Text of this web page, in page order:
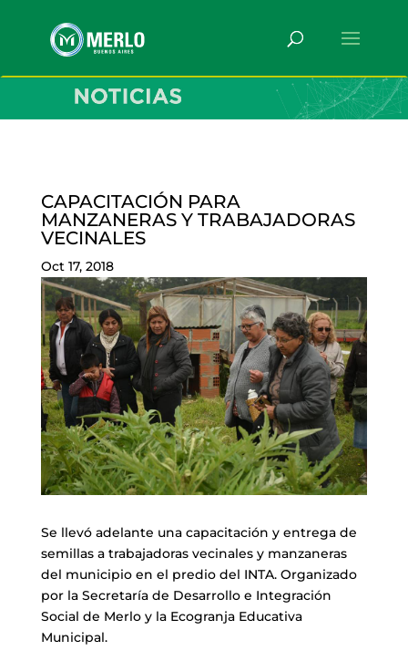
CAPACITACIÓN PARA
MANZANERAS Y TRABAJADORAS
VECINALES
Oct 17, 2018
Se llevó adelante una capacitación y entrega de
semillas a trabajadoras vecinales y manzaneras
del municipio en el predio del INTA. Organizado
por la Secretaría de Desarrollo e Integración
Social de Merlo y la Ecogranja Educativa
Municipal.